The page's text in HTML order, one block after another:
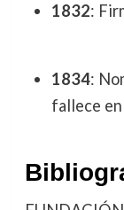
1832:
1834:
fallece